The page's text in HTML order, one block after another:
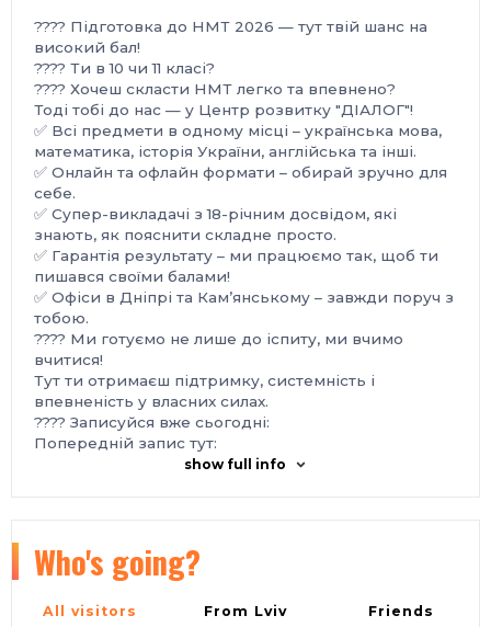
???? Підготовка до НМТ 2026 — тут твій шанс на
високий бал!
???? Ти в 10 чи 11 класі?
???? Хочеш скласти НМТ легко та впевнено?
Тоді тобі до нас — у Центр розвитку "ДІАЛОГ"!
✅ Всі предмети в одному місці – українська мова,
математика, історія України, англійська та інші.
✅ Онлайн та офлайн формати – обирай зручно для
себе.
✅ Супер-викладачі з 18-річним досвідом, які
знають, як пояснити складне просто.
✅ Гарантія результату – ми працюємо так, щоб ти
пишався своїми балами!
✅ Офіси в Дніпрі та Кам’янському – завжди поруч з
тобою.
???? Ми готуємо не лише до іспиту, ми вчимо
вчитися!
Тут ти отримаєш підтримку, системність і
впевненість у власних силах.
???? Записуйся вже сьогодні:
Попередній запис тут:
https://forms.gle/p2kNU3n2P3RjSQbZ8
show full info
Who's going?
All visitors From Lviv Friends